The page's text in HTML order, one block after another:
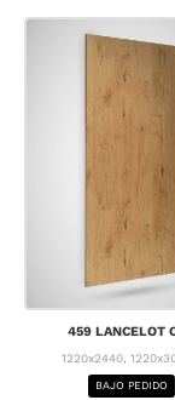
459 LANCELOT
1220x2440,
BAJO PEDIDO